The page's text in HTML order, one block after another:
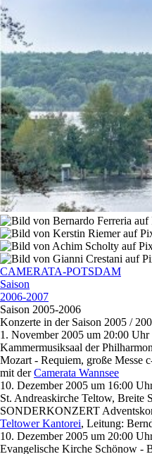
CAMERATA-POTSDAM
Saison
2006-2007
Saison 2005-2006
Konzerte in der Saison 2005 /
1. November 2005 um 20:00
Kammermusiksaal der
Mozart - Requiem, große Messe
mit derCamerata Wannsee
10. Dezember 2005 um 16:00
St. Andreaskirche Teltow, Breite
SONDERKONZERT
Teltower Kantorei, Leitung:
10. Dezember 2005 um 20:00
Evangelische Kirche Schönow -